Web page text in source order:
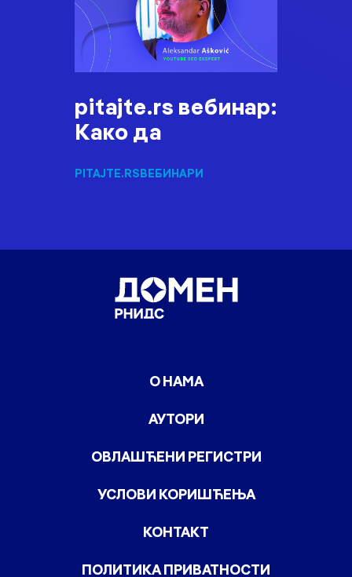
pitajte.rs вебинар:
Како да
PITAJTE.RS ВЕБИНАРИ
О НАМА
АУТОРИ
ОВЛАШЋЕНИ РЕГИСТРИ
УСЛОВИ КОРИШЋЕЊА
КОНТАКТ
ПОЛИТИКА ПРИВАТНОСТИ